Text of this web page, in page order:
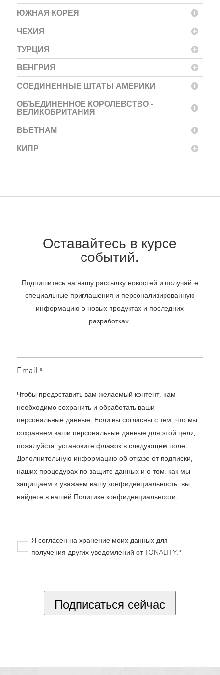
ЮЖНАЯ КОРЕЯ
ЧЕХИЯ
ТУРЦИЯ
ВЕНГРИЯ
СОЕДИНЕННЫЕ ШТАТЫ АМЕРИКИ
ОБЪЕДИНЕННОЕ КОРОЛЕВСТВО -
ВЕЛИКОБРИТАНИЯ
ВЬЕТНАМ
КИПР
Оставайтесь в курсе
событий.
Подпишитесь на нашу рассылку новостей и получайте
специальные приглашения и персонализированную
информацию о новых продуктах и последних
разработках.
Email *
Чтобы предоставить вам желаемый контент, нам
необходимо сохранить и обработать ваши
персональные данные. Если вы согласны с тем, что мы
сохраняем ваши персональные данные для этой цели,
пожалуйста, установите флажок в следующем поле.
Дополнительную информацию об отказе от подписки,
наших процедурах по защите данных и о том, как мы
защищаем и уважаем вашу конфиденциальность, вы
найдете в нашей Политике конфиденциальности.
Я согласен на хранение моих данных для
получения других уведомлений от TONALITY.*
Подписаться сейчас